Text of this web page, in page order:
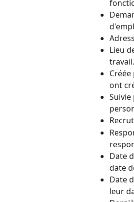
Lieu
travail.
ont
Date
date
Date
leur